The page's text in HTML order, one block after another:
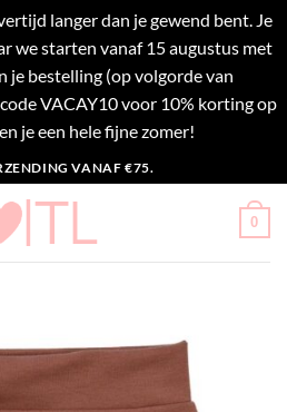
langer dan je gewend bent. Je
we starten vanaf 15 augustus met
je bestelling (op volgorde van
VACAY10 voor 10% korting op
je een hele fijne zomer!
VANAF €75.
0